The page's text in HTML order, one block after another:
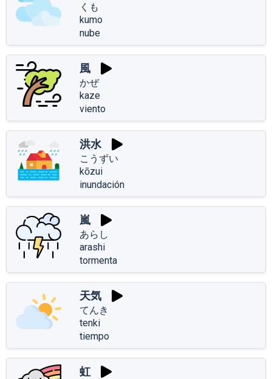
くも
kumo
nube
風
かぜ
kaze
viento
洪水
こうずい
kōzui
inundación
嵐
あらし
arashi
tormenta
天気
てんき
tenki
tiempo
虹